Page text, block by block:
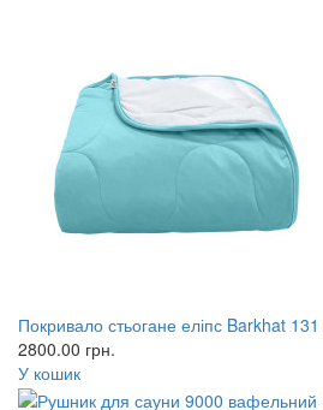
Покривало стьогане еліпс Barkhat
2800.00 грн.
У кошик